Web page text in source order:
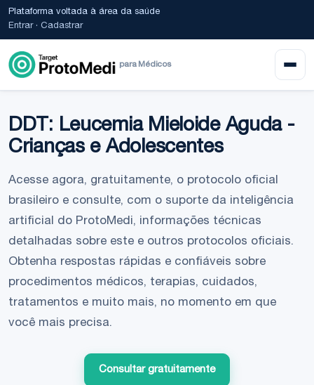
Plataforma voltada à área da saúde
Entrar· Cadastrar
para Médicos
DDT: Leucemia Mieloide Aguda -
Crianças e Adolescentes
Acesse agora, gratuitamente, o protocolo oficial
brasileiro e consulte, com o suporte da inteligência
artificial do ProtoMedi, informações técnicas
detalhadas sobre este e outros protocolos oficiais.
Obtenha respostas rápidas e confiáveis sobre
procedimentos médicos, terapias, cuidados,
tratamentos e muito mais, no momento em que
você mais precisa.
Consultar gratuitamente